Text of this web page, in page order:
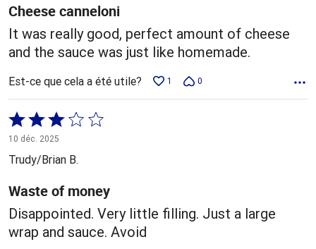
Cheese canneloni
It was really good, perfect amount of cheese
and the sauce was just like homemade.
Est-ce que cela a été utile? 1 0
Coté
3 sur
5
10 déc. 2025
Trudy/Brian B.
Waste of money
Disappointed. Very little filling. Just a large
wrap and sauce. Avoid